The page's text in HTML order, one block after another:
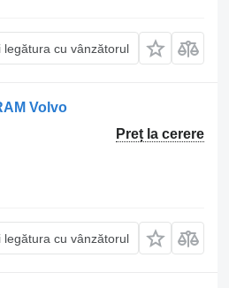
legătura cu vânzătorul
Volvo
Preț la cerere
legătura cu vânzătorul